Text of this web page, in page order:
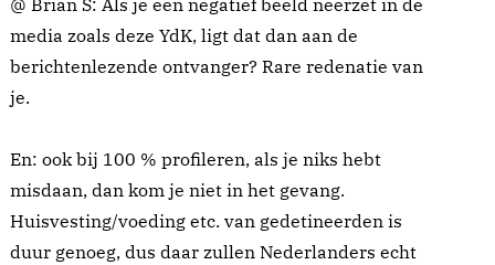
@ Brian S: Als je een negatief beeld neerzet in de
media zoals deze YdK, ligt dat dan aan de
berichtenlezende ontvanger? Rare redenatie van
je.
En: ook bij 100 % profileren, als je niks hebt
misdaan, dan kom je niet in het gevang.
Huisvesting/voeding etc. van gedetineerden is
duur genoeg, dus daar zullen Nederlanders echt